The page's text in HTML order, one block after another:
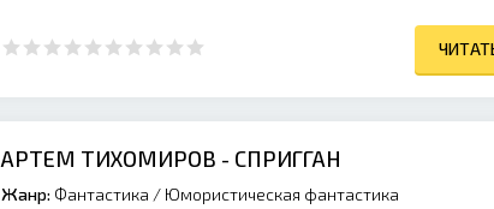
АРТЕМ ТИХОМИРОВ - СПРИГГАН
Жанр: Фантастика / Юмористическая фантастика